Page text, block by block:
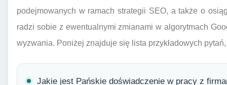
podejmowanych w ramach strategii SEO, a także o
radzi sobie z ewentualnymi zmianami w algorytmach
wyzwania. Poniżej znajduje się lista przykładowych
Jakie jest Pańskie doświadczenie w pracy z